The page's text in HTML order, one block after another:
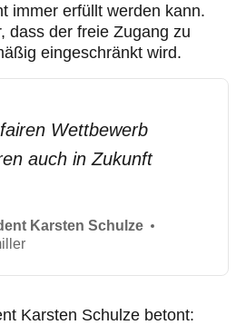
immer erfüllt werden kann.
dass der freie Zugang zu
eingeschränkt wird.
Wettbewerb
auch in Zukunft
Karsten Schulze
Karsten Schulze betont: